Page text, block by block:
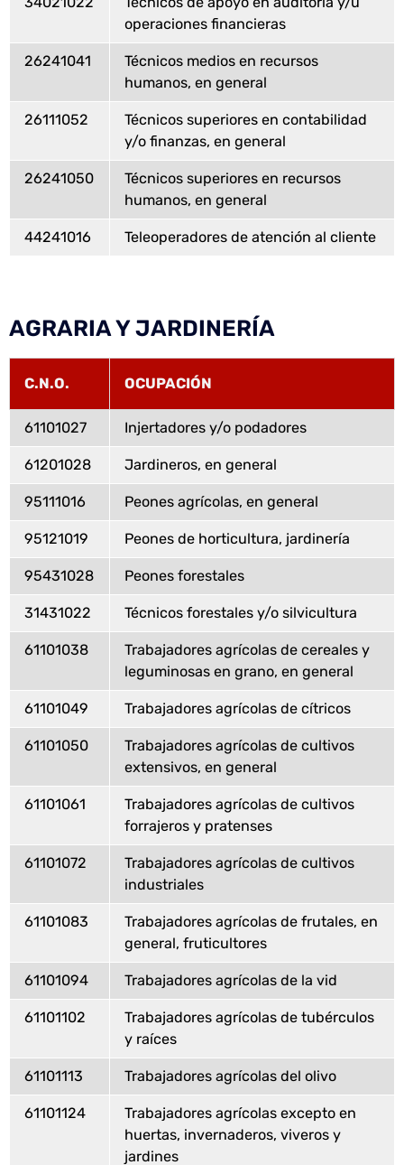
operaciones financieras
26241041
Técnicos medios en recursos
humanos, en general
26111052
Técnicos superiores en contabilidad
y/o finanzas, en general
26241050
Técnicos superiores en recursos
humanos, en general
44241016 Teleoperadores de atención al cliente
AGRARIA Y JARDINERÍA
C.N.O. OCUPACIÓN
61101027 Injertadores y/o podadores
61201028 Jardineros, en general
95111016 Peones agrícolas, en general
95121019 Peones de horticultura, jardinería
95431028 Peones forestales
31431022 Técnicos forestales y/o silvicultura
61101038
Trabajadores agrícolas de cereales y
leguminosas en grano, en general
61101049 Trabajadores agrícolas de cítricos
61101050
Trabajadores agrícolas de cultivos
extensivos, en general
61101061
Trabajadores agrícolas de cultivos
forrajeros y pratenses
61101072
Trabajadores agrícolas de cultivos
industriales
61101083
Trabajadores agrícolas de frutales, en
general, fruticultores
61101094 Trabajadores agrícolas de la vid
61101102
Trabajadores agrícolas de tubérculos
y raíces
61101113 Trabajadores agrícolas del olivo
61101124
Trabajadores agrícolas excepto en
huertas, invernaderos, viveros y
jardines